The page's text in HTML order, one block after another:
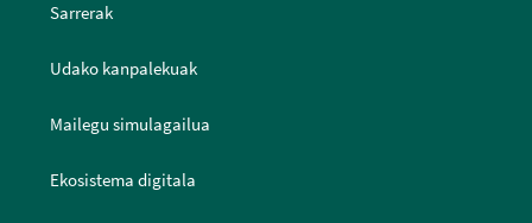
Sarrerak
Udako kanpalekuak
Mailegu simulagailua
Ekosistema digitala